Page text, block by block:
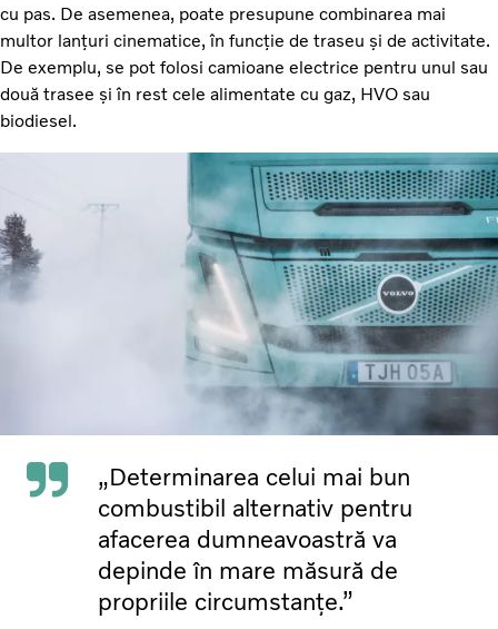
cu pas. De asemenea, poate presupune combinarea mai
multor lanțuri cinematice, în funcție de traseu și de activitate.
De exemplu, se pot folosi camioane electrice pentru unul sau
două trasee și în rest cele alimentate cu gaz, HVO sau
biodiesel.
„Determinarea celui mai bun
combustibil alternativ pentru
afacerea dumneavoastră va
depinde în mare măsură de
propriile circumstanțe.”